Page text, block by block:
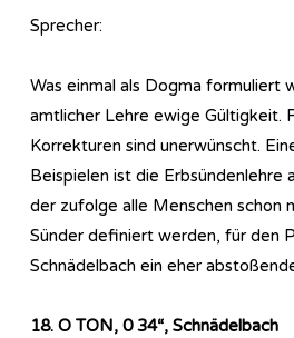
Sprecher:
Was einmal als Dogma formuliert
amtlicher Lehre ewige Gültigkeit.
Korrekturen sind unerwünscht.
Beispielen ist die Erbsündenlehre
der zufolge alle Menschen schon
Sünder definiert werden, für den
Schnädelbach ein eher
18. O TON, 0 34“, Schnädelbach